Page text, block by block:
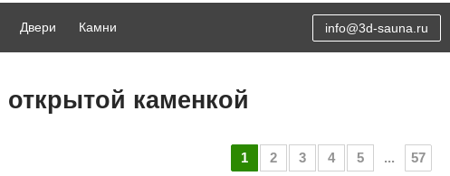
Двери Камни info@3d-sauna.ru
каменкой
1 2 3 4 5 ... 57